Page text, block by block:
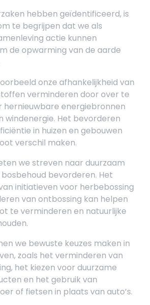
hebben geïdentificeerd, is
te begrijpen dat we als
actie kunnen
de opwarming van de aarde
onze afhankelijkheid van
verminderen door over te
hernieuwbare energiebronnen
windenergie. Het bevorderen
in huizen en gebouwen
verschil maken.
we streven naar duurzaam
bevorderen. Het
initiatieven voor herbebossing
van ontbossing kan helpen
te verminderen en natuurlijke
we bewuste keuzes maken in
zoals het verminderen van
het kiezen voor duurzame
en het gebruik van
of fietsen in plaats van auto’s.